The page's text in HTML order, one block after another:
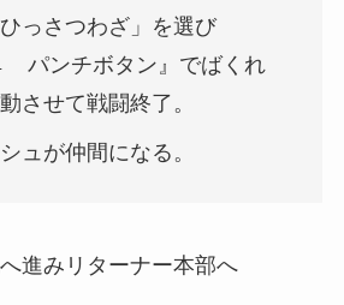
っさつわざ」を選び
ンチボタン』でばくれ
させて戦闘終了。
ュが仲間になる。
進みリターナー本部へ